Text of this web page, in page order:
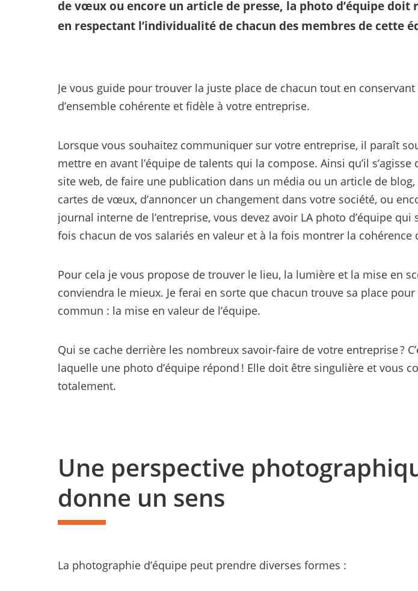
de vœux ou encore un article de presse, la photo d’équipe doit
en respectant l’individualité de chacun des membres de cette
Je vous guide pour trouver la juste place de chacun tout en
d’ensemble cohérente et fidèle à votre entreprise.
Lorsque vous souhaitez communiquer sur votre entreprise, il paraît
mettre en avant l’équipe de talents qui la compose. Ainsi qu’il s’agisse
site web, de faire une publication dans un média ou un article de blog,
cartes de vœux, d’annoncer un changement dans votre société, ou
journal interne de l’entreprise, vous devez avoir LA photo d’équipe qui
fois chacun de vos salariés en valeur et à la fois montrer la cohérence
Pour cela je vous propose de trouver le lieu, la lumière et la mise en
conviendra le mieux. Je ferai en sorte que chacun trouve sa place
commun : la mise en valeur de l’équipe.
Qui se cache derrière les nombreux savoir-faire de votre entreprise ?
laquelle une photo d’équipe répond ! Elle doit être singulière et vous
totalement.
Une perspective
donne un sens
La photographie d’équipe peut prendre diverses formes :